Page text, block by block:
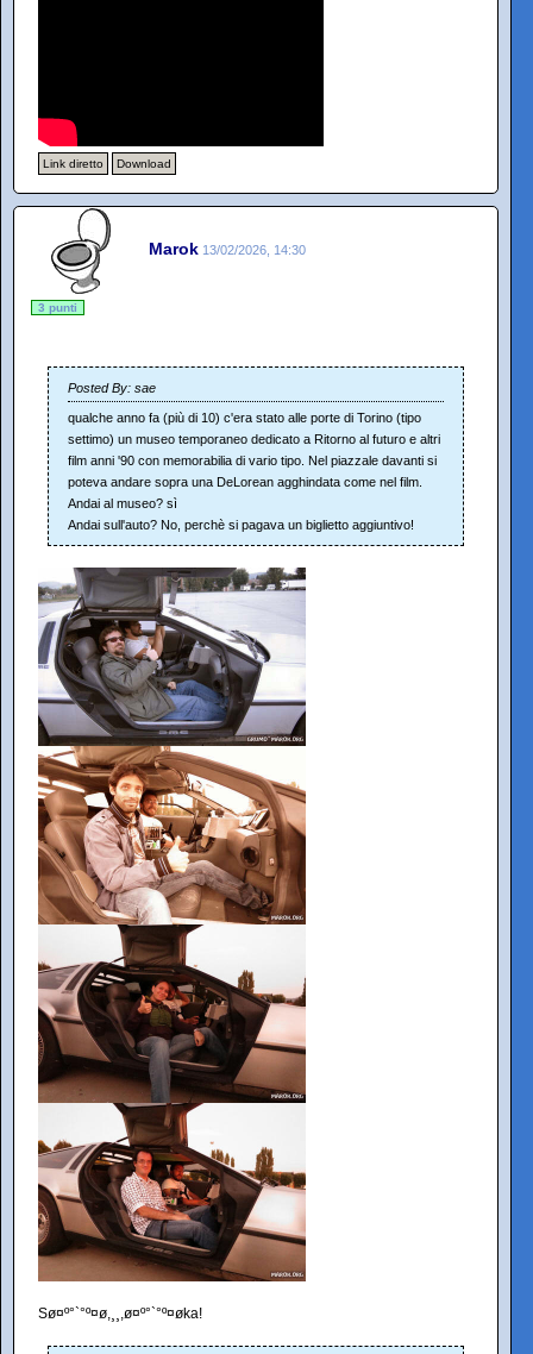
Link diretto Download
Marok 13/02/2026, 14:30
3 punti
Posted By: sae
qualche anno fa (più di 10) c'era stato alle porte di Torino (tipo
settimo) un museo temporaneo dedicato a Ritorno al futuro e altri
film anni '90 con memorabilia di vario tipo. Nel piazzale davanti si
poteva andare sopra una DeLorean agghindata come nel film.
Andai al museo? sì
Andai sull'auto? No, perchè si pagava un biglietto aggiuntivo!
Sø¤º°`°º¤ø,¸¸,ø¤º°`°º¤øka!